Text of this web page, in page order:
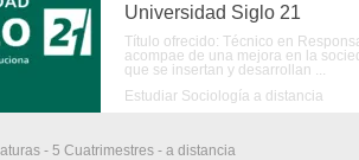
Universidad Siglo 21
Título ofrecido: Técnico en
acompae de una mejora en la
que se insertan y desarrollan ...
Estudiar Sociología a distancia
- 5 Cuatrimestres - a distancia